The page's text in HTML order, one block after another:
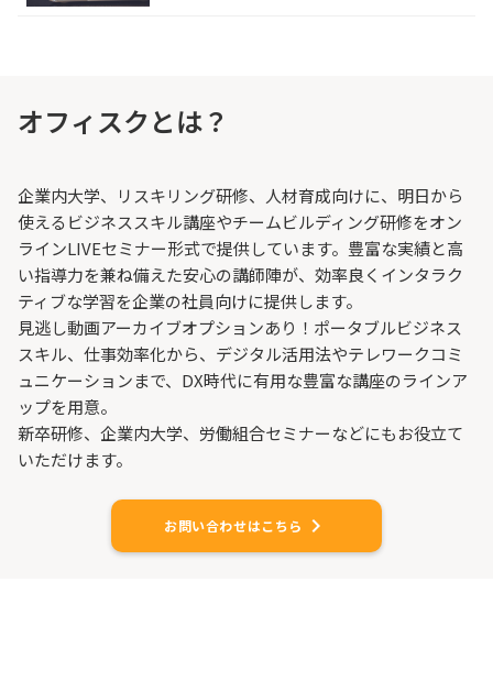
オフィスクとは？
企業内大学、リスキリング研修、人材育成向けに、明日から
使えるビジネススキル講座やチームビルディング研修をオン
ラインLIVEセミナー形式で提供しています。豊富な実績と高
い指導力を兼ね備えた安心の講師陣が、効率良くインタラク
ティブな学習を企業の社員向けに提供します。
見逃し動画アーカイブオプションあり！​​ポータブルビジネス
スキル、仕事効率化から、デジタル活用法やテレワークコミ
ュニケーションまで、DX時代に有用な豊富な講座のラインア
ップを用意。
新卒研修、企業内大学、労働組合セミナーなどにもお役立て
いただけます。
お問い合わせはこちら keyboard_arrow_right